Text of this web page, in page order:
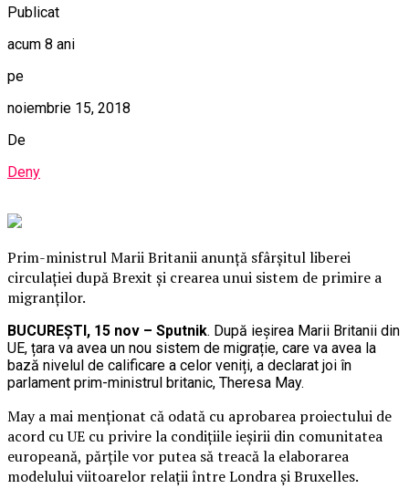
Publicat
acum 8 ani
pe
noiembrie 15, 2018
De
Deny
Prim-ministrul Marii Britanii anunță sfârșitul liberei
circulației după Brexit și crearea unui sistem de primire a
migranților.
BUCUREȘTI, 15 nov – Sputnik. După ieșirea Marii Britanii din
UE, țara va avea un nou sistem de migrație, care va avea la
bază nivelul de calificare a celor veniți, a declarat joi în
parlament prim-ministrul britanic, Theresa May.
May a mai menționat că odată cu aprobarea proiectului de
acord cu UE cu privire la condițiile ieșirii din comunitatea
europeană, părțile vor putea să treacă la elaborarea
modelului viitoarelor relații între Londra și Bruxelles.